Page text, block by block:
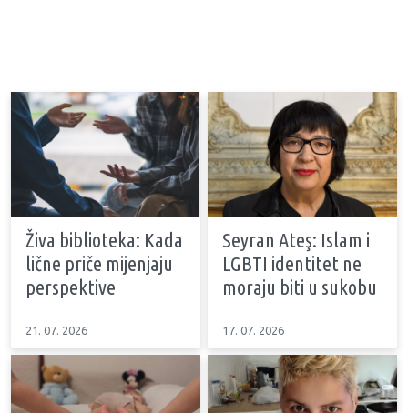
Živa biblioteka: Kada
lične priče mijenjaju
perspektive
21. 07. 2026
Seyran Ateş: Islam i
LGBTI identitet ne
moraju biti u sukobu
17. 07. 2026